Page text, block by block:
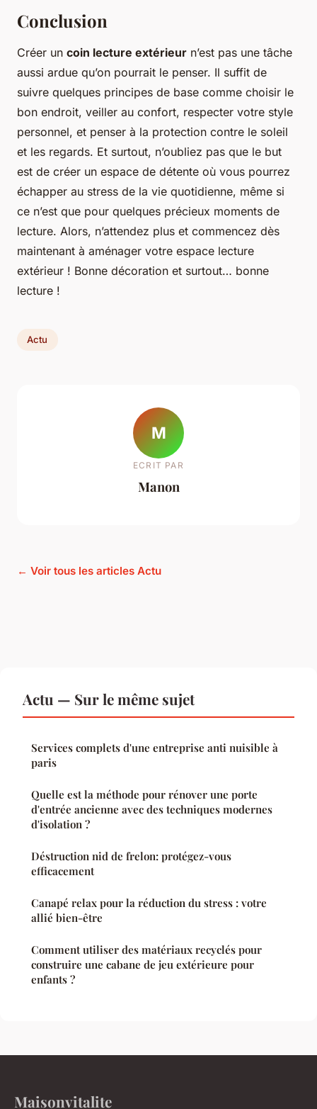
Conclusion
Créer un coin lecture extérieur n’est pas une tâche
aussi ardue qu’on pourrait le penser. Il suffit de
suivre quelques principes de base comme choisir le
bon endroit, veiller au confort, respecter votre style
personnel, et penser à la protection contre le soleil
et les regards. Et surtout, n’oubliez pas que le but
est de créer un espace de détente où vous pourrez
échapper au stress de la vie quotidienne, même si
ce n’est que pour quelques précieux moments de
lecture. Alors, n’attendez plus et commencez dès
maintenant à aménager votre espace lecture
extérieur ! Bonne décoration et surtout… bonne
lecture !
Actu
M
ECRIT PAR
Manon
← Voir tous les articles Actu
Actu — Sur le même sujet
Services complets d'une entreprise anti nuisible à
paris
Quelle est la méthode pour rénover une porte
d'entrée ancienne avec des techniques modernes
d'isolation ?
Déstruction nid de frelon: protégez-vous
efficacement
Canapé relax pour la réduction du stress : votre
allié bien-être
Comment utiliser des matériaux recyclés pour
construire une cabane de jeu extérieure pour
enfants ?
Maisonvitalite